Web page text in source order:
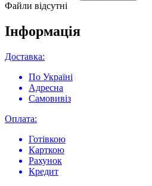
Файли відсутні
Інформація
Доставка:
По Україні
Адресна
Самовивіз
Оплата:
Готівкою
Карткою
Рахунок
Кредит